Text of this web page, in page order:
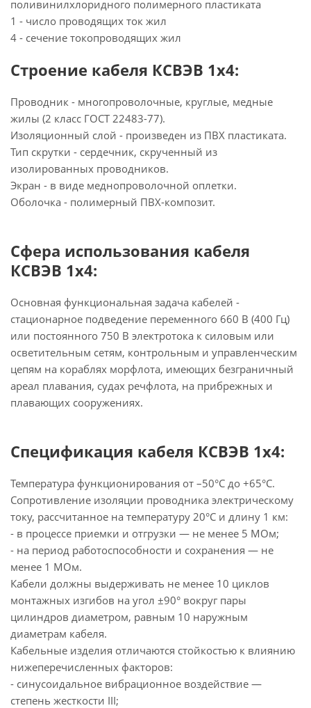
поливинилхлоридного полимерного пластиката
1 - число проводящих ток жил
4 - сечение токопроводящих жил
Строение кабеля КСВЭВ 1х4:
Проводник - многопроволочные, круглые, медные
жилы (2 класс ГОСТ 22483-77).
Изоляционный слой - произведен из ПВХ пластиката.
Тип скрутки - сердечник, скрученный из
изолированных проводников.
Экран - в виде меднопроволочной оплетки.
Оболочка - полимерный ПВХ-композит.
Сфера использования кабеля
КСВЭВ 1х4:
Основная функциональная задача кабелей -
стационарное подведение переменного 660 В (400 Гц)
или постоянного 750 В электротока к силовым или
осветительным сетям, контрольным и управленческим
цепям на кораблях морфлота, имеющих безграничный
ареал плавания, судах речфлота, на прибрежных и
плавающих сооружениях.
Спецификация кабеля КСВЭВ 1х4:
Температура функционирования от –50°С до +65°С.
Сопротивление изоляции проводника электрическому
току, рассчитанное на температуру 20°С и длину 1 км:
- в процессе приемки и отгрузки — не менее 5 МОм;
- на период работоспособности и сохранения — не
менее 1 МОм.
Кабели должны выдерживать не менее 10 циклов
монтажных изгибов на угол ±90° вокруг пары
цилиндров диаметром, равным 10 наружным
диаметрам кабеля.
Кабельные изделия отличаются стойкостью к влиянию
нижеперечисленных факторов:
- синусоидальное вибрационное воздействие —
степень жесткости ІІІ;